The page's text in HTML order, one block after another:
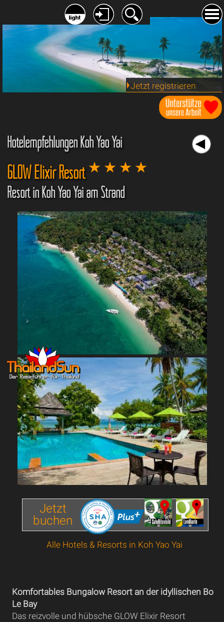
Jetzt registrieren
Hotelempfehlungen Koh Yao Yai
GLOW Elixir Resort
Resort in Koh Yao Yai am Strand
Jetzt
buchen
Alle Hotels & Resorts in Koh Yao Yai
Komfortables Bungalow Resort an der idyllischen Bo
Le Bay
Das reizvolle und hübsche GLOW Elixir Resort